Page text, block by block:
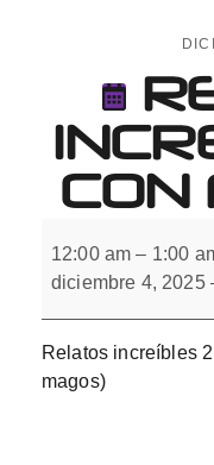
CON
increíbles
con
12:00 am – 1:00
diciembre 4, 2025
Relatos increíbles
magos)